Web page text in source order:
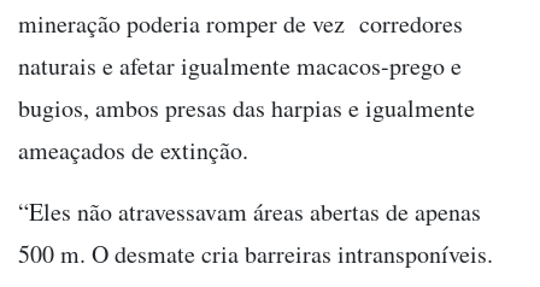
mineração poderia romper de vez corredores
naturais e afetar igualmente macacos-prego e
bugios, ambos presas das harpias e igualmente
ameaçados de extinção.
“Eles não atravessavam áreas abertas de apenas
500 m. O desmate cria barreiras intransponíveis.